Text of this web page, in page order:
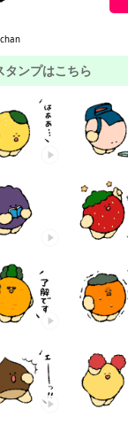
タンプはこちら